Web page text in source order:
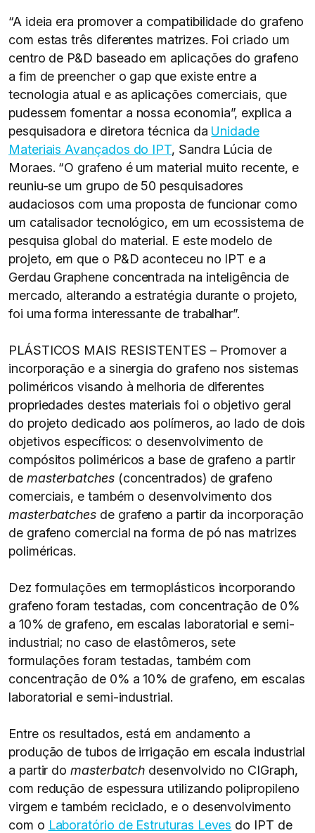
“A ideia era promover a compatibilidade do grafeno
com estas três diferentes matrizes. Foi criado um
centro de P&D baseado em aplicações do grafeno
a fim de preencher o gap que existe entre a
tecnologia atual e as aplicações comerciais, que
pudessem fomentar a nossa economia”, explica a
pesquisadora e diretora técnica da Unidade
Materiais Avançados do IPT, Sandra Lúcia de
Moraes. “O grafeno é um material muito recente, e
reuniu-se um grupo de 50 pesquisadores
audaciosos com uma proposta de funcionar como
um catalisador tecnológico, em um ecossistema de
pesquisa global do material. E este modelo de
projeto, em que o P&D aconteceu no IPT e a
Gerdau Graphene concentrada na inteligência de
mercado, alterando a estratégia durante o projeto,
foi uma forma interessante de trabalhar”.
PLÁSTICOS MAIS RESISTENTES – Promover a
incorporação e a sinergia do grafeno nos sistemas
poliméricos visando à melhoria de diferentes
propriedades destes materiais foi o objetivo geral
do projeto dedicado aos polímeros, ao lado de dois
objetivos específicos: o desenvolvimento de
compósitos poliméricos a base de grafeno a partir
de masterbatches(concentrados) de grafeno
comerciais, e também o desenvolvimento dos
masterbatches de grafeno a partir da incorporação
de grafeno comercial na forma de pó nas matrizes
poliméricas.
Dez formulações em termoplásticos incorporando
grafeno foram testadas, com concentração de 0%
a 10% de grafeno, em escalas laboratorial e semi-
industrial; no caso de elastômeros, sete
formulações foram testadas, também com
concentração de 0% a 10% de grafeno, em escalas
laboratorial e semi-industrial.
Entre os resultados, está em andamento a
produção de tubos de irrigação em escala industrial
a partir domasterbatch desenvolvido no CIGraph,
com redução de espessura utilizando polipropileno
virgem e também reciclado, e o desenvolvimento
com o Laboratório de Estruturas Leves do IPT de